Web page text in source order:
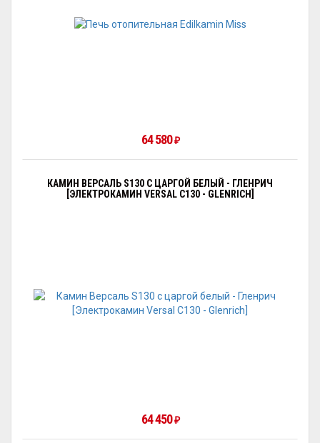
64 580 ₽
КАМИН ВЕРСАЛЬ S130 С ЦАРГОЙ БЕЛЫЙ - ГЛЕНРИЧ
[ЭЛЕКТРОКАМИН VERSAL С130 - GLENRICH]
64 450 ₽